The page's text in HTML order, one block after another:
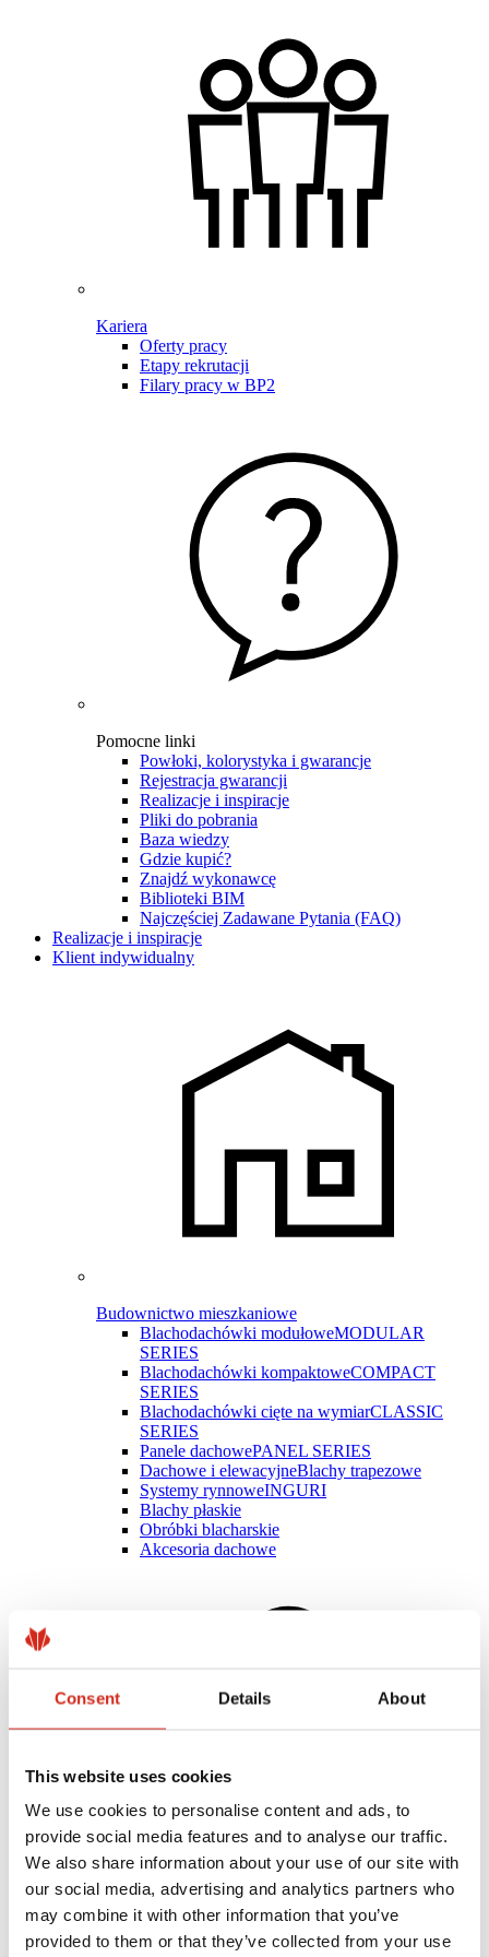
Consent Details About
This website uses cookies
We use cookies to personalise content and ads, to
provide social media features and to analyse our traffic.
We also share information about your use of our site with
our social media, advertising and analytics partners who
may combine it with other information that you’ve
provided to them or that they’ve collected from your use
Kariera
Oferty pracy
Etapy rekrutacji
Filary pracy w BP2
Pomocne linki
Powłoki, kolorystyka i gwarancje
Rejestracja gwarancji
Realizacje i inspiracje
Pliki do pobrania
Baza wiedzy
Gdzie kupić?
Znajdź wykonawcę
Biblioteki BIM
Najczęściej Zadawane Pytania (FAQ)
Realizacje i inspiracje
Klient indywidualny
Budownictwo mieszkaniowe
Blachodachówki modułoweMODULAR
SERIES
Blachodachówki kompaktoweCOMPACT
SERIES
Blachodachówki cięte na wymiarCLASSIC
SERIES
Panele dachowePANEL SERIES
Dachowe i elewacyjneBlachy trapezowe
Systemy rynnoweINGURI
Blachy płaskie
Obróbki blacharskie
Akcesoria dachowe
Klient indywidualny
Realizacje i inspiracje
Powłoki, kolorystyka i gwarancje